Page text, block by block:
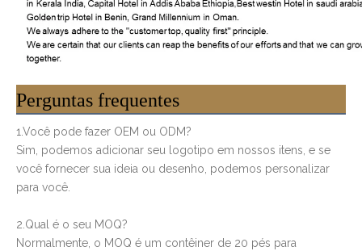
Perguntas frequentes
1.Você pode fazer OEM ou ODM?
Sim, podemos adicionar seu logotipo em nossos itens, e se
você fornecer sua ideia ou desenho, podemos personalizar
para você.
2.Qual é o seu MOQ?
Normalmente, o MOQ é um contêiner de 20 pés para